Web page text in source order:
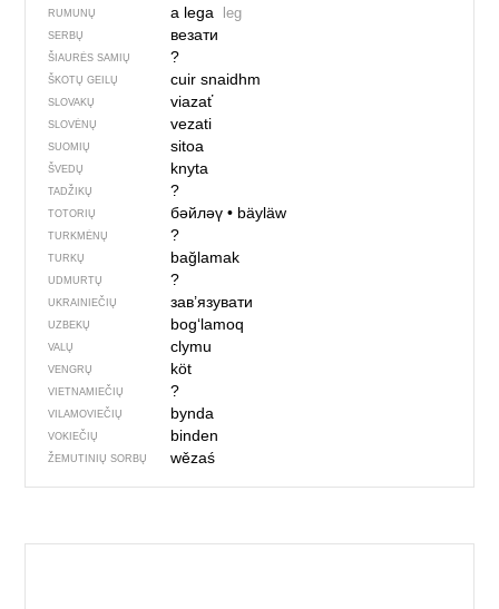
RUMUNŲ a lega leg
SERBŲ везати
ŠIAURĖS SAMIŲ ?
ŠKOTŲ GEILŲ cuir snaidhm
SLOVAKŲ viazať
SLOVĖNŲ vezati
SUOMIŲ sitoa
ŠVEDŲ knyta
TADŽIKŲ ?
TOTORIŲ бәйләү• bäyläw
TURKMĖNŲ ?
TURKŲ bağlamak
UDMURTŲ ?
UKRAINIEČIŲ зав’язувати
UZBEKŲ bog‘lamoq
VALŲ clymu
VENGRŲ köt
VIETNAMIEČIŲ ?
VILAMOVIEČIŲ bynda
VOKIEČIŲ binden
ŽEMUTINIŲ SORBŲ wězaś